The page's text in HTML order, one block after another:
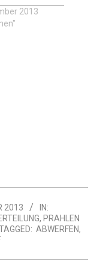
2013
2013
IN:
, PRAHLEN
ABWERFEN,